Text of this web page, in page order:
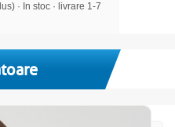
· In stoc · livrare 1-7